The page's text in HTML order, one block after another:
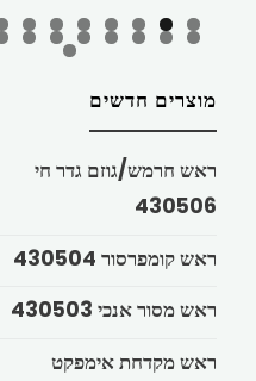
מוצרים חדשים
ראש חרמש/גוזם גדר חי
430506
ראש קומפרסור 430504
ראש מסור אנכי 430503
ראש מקדחת אימפקט